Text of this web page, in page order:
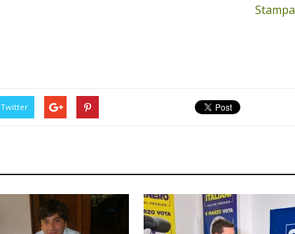
Stampa
Twitter